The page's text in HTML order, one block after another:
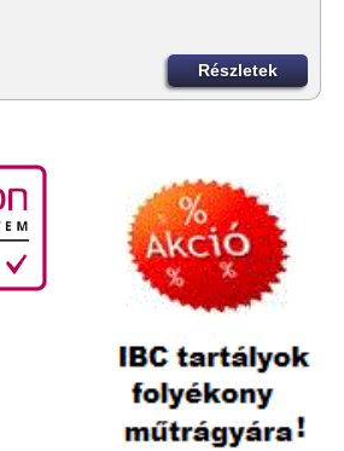
Részletek